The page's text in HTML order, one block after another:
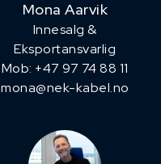
Mona Aarvik
Innesalg &
Eksportansvarlig
Mob: +47 97 74 88 11
mona@nek-kabel.no